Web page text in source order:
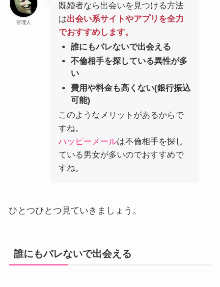
管理人
既婚者なら出会いを見つける方法
は出会い系サイトやアプリを全力
でおすすめします。
誰にもバレないで出会える
不倫相手を探している異性が多
い
費用や料金も高くない(銀行振込
可能)
このようなメリットがあるからで
すね。
ハッピーメールは不倫相手を探し
ている男女が多いのでおすすめで
すね。
ひとつひとつ見ていきましょう。
誰にもバレないで出会える